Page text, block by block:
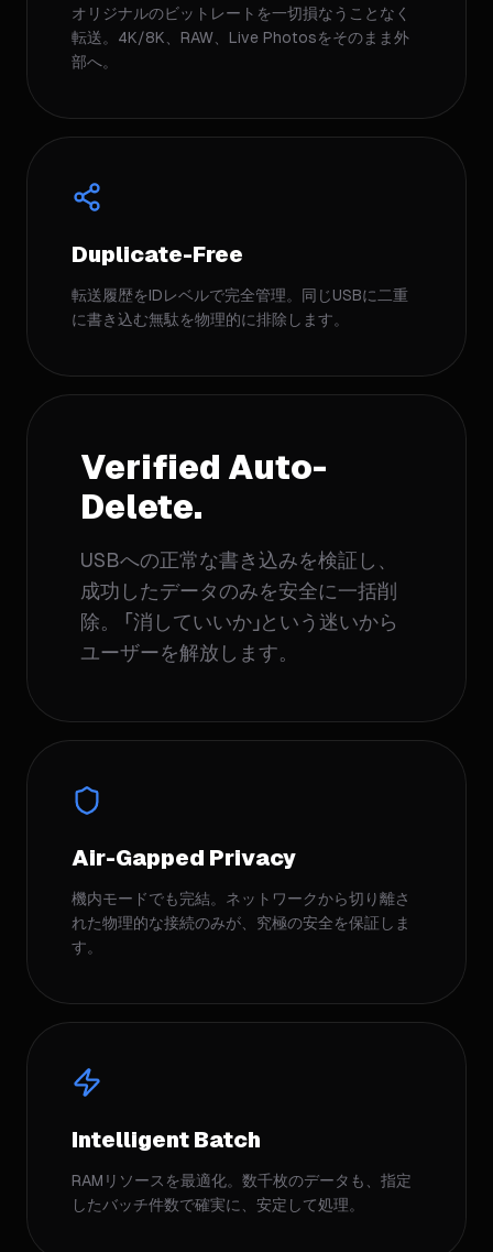
オリジナルのビットレートを一切損なうことなく
転送。4K/8K、RAW、Live Photosをそのまま外
部へ。
Duplicate-Free
転送履歴をIDレベルで完全管理。同じUSBに二重
に書き込む無駄を物理的に排除します。
Verified Auto-
Delete.
USBへの正常な書き込みを検証し、
成功したデータのみを安全に一括削
除。 「消していいか」という迷いから
ユーザーを解放します。
Air-Gapped Privacy
機内モードでも完結。ネットワークから切り離さ
れた物理的な接続のみが、究極の安全を保証しま
す。
Intelligent Batch
RAMリソースを最適化。数千枚のデータも、指定
したバッチ件数で確実に、安定して処理。